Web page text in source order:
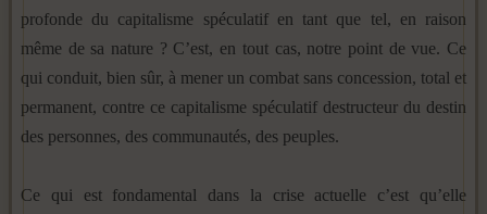
profonde du capitalisme spéculatif en tant que tel, en raison
même de sa nature ? C’est, en tout cas, notre point de vue. Ce
qui conduit, bien sûr, à mener un combat sans concession, total et
permanent, contre ce capitalisme spéculatif destructeur du destin
des personnes, des communautés, des peuples.
Ce qui est fondamental dans la crise actuelle c’est qu’elle